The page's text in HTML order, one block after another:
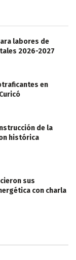
labores de
2026-2027
en
de la
histórica
sus
con charla